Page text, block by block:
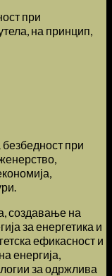
при
на принцип,
безбедност при
создавање на
за енергетика и
ефикасност и
енергија,
за одржлива